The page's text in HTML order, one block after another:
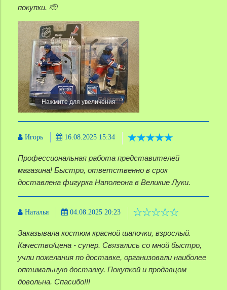
покупки. 🫡
Нажмите для увеличения
Игорь 16.08.2025 15:34
Профессиональная работа представителей
магазина! Быстро, ответственно в срок
доставлена фигурка Наполеона в Великие Луки.
Наталья 04.08.2025 20:23
Заказывала костюм красной шапочки, взрослый.
Качество/цена - супер. Связались со мной быстро,
учли пожелания по доставке, организовали наиболее
оптимальную доставку. Покупкой и продавцом
довольна. Спасибо!!!